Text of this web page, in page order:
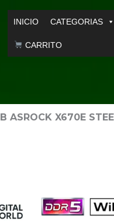
INICIO CATEGORIAS
CARRITO
B ASROCK X670E